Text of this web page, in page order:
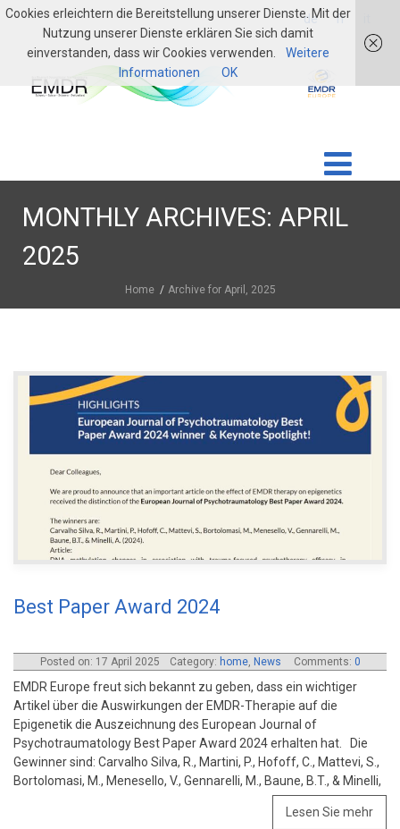
login de fr
MONTHLY ARCHIVES: APRIL
2025
Home Archive for April, 2025
Best Paper Award 2024
Posted on: 17 April 2025 Category: home, News Comments: 0
EMDR Europe freut sich bekannt zu geben, dass ein wichtiger
Artikel über die Auswirkungen der EMDR-Therapie auf die
Epigenetik die Auszeichnung des European Journal of
Psychotraumatology Best Paper Award 2024 erhalten hat. Die
Gewinner sind: Carvalho Silva, R., Martini, P., Hofoff, C., Mattevi, S.,
Bortolomasi, M., Menesello, V., Gennarelli, M., Baune, B.T., & Minelli,
Lesen Sie mehr
Cookies erleichtern die Bereitstellung unserer Dienste. Mit der
Nutzung unserer Dienste erklären Sie sich damit
einverstanden, dass wir Cookies verwenden.
Weitere
Informationen
OK